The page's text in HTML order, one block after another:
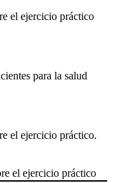
el ejercicio práctico
para la salud
el ejercicio práctico.
el ejercicio práctico